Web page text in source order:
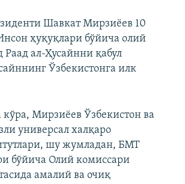
Шавкат Мирзиёев 10
ҳуқуқлари бўйича олий
ал-Ҳусайнни қабул
Ўзбекистонга илк
кўра, Мирзиёев Ўзбекистон ва
универсал халқаро
шу жумладан, БМТ
бўйича Олий комиссари
амалий ва очиқ